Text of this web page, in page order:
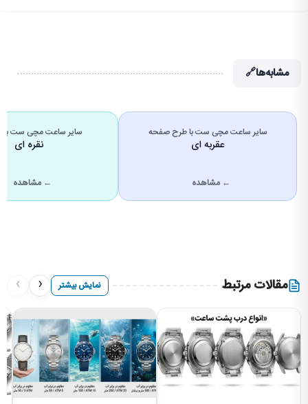
مشابه‌ها🔗
سایر ساعت مچی ست با طرح صفحه
عقربه ای
← مشاهده
سایر ساعت مچی ست با
نقره ای
← مشاهده
مقالات مرتبط نمایش بیشتر ‹
›